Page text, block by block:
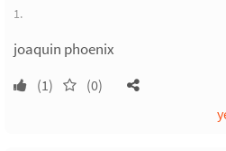
1.
joaquin phoenix
(1) (0)